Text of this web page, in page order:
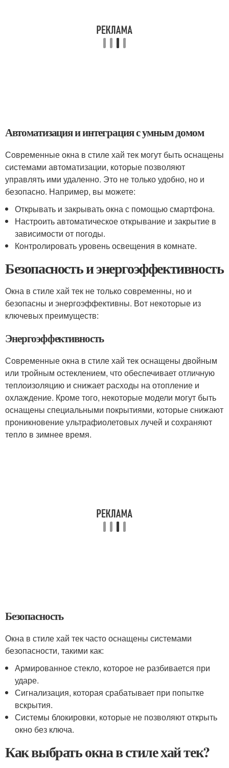
Автоматизация и интеграция с умным домом
Современные окна в стиле хай тек могут быть оснащены
системами автоматизации, которые позволяют
управлять ими удаленно. Это не только удобно, но и
безопасно. Например, вы можете:
Открывать и закрывать окна с помощью смартфона.
Настроить автоматическое открывание и закрытие в
зависимости от погоды.
Контролировать уровень освещения в комнате.
Безопасность и энергоэффективность
Окна в стиле хай тек не только современны, но и
безопасны и энергоэффективны. Вот некоторые из
ключевых преимуществ:
Энергоэффективность
Современные окна в стиле хай тек оснащены двойным
или тройным остеклением, что обеспечивает отличную
теплоизоляцию и снижает расходы на отопление и
охлаждение. Кроме того, некоторые модели могут быть
оснащены специальными покрытиями, которые снижают
проникновение ультрафиолетовых лучей и сохраняют
тепло в зимнее время.
Безопасность
Окна в стиле хай тек часто оснащены системами
безопасности, такими как:
Армированное стекло, которое не разбивается при
ударе.
Сигнализация, которая срабатывает при попытке
вскрытия.
Системы блокировки, которые не позволяют открыть
окно без ключа.
Как выбрать окна в стиле хай тек?